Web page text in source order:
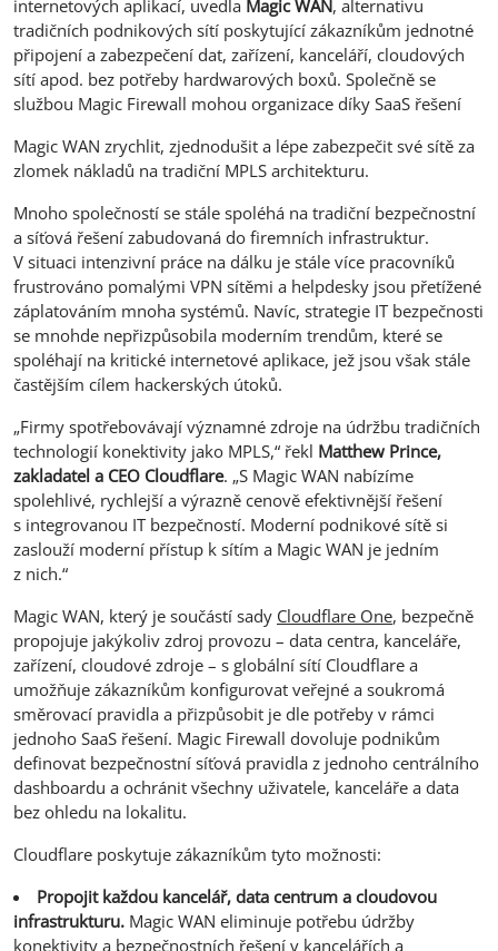
internetových aplikací, uvedla Magic WAN, alternativu
tradičních podnikových sítí poskytující zákazníkům jednotné
připojení a zabezpečení dat, zařízení, kanceláří, cloudových
sítí apod. bez potřeby hardwarových boxů. Společně se
službou Magic Firewall mohou organizace díky SaaS řešení
Magic WAN zrychlit, zjednodušit a lépe zabezpečit své sítě za
zlomek nákladů na tradiční MPLS architekturu.
Mnoho společností se stále spoléhá na tradiční bezpečnostní
a síťová řešení zabudovaná do firemních infrastruktur.
V situaci intenzivní práce na dálku je stále více pracovníků
frustrováno pomalými VPN sítěmi a helpdesky jsou přetížené
záplatováním mnoha systémů. Navíc, strategie IT bezpečnosti
se mnohde nepřizpůsobila moderním trendům, které se
spoléhají na kritické internetové aplikace, jež jsou však stále
častějším cílem hackerských útoků.
„Firmy spotřebovávají významné zdroje na údržbu tradičních
technologií konektivity jako MPLS,“ řekl Matthew Prince,
zakladatel a CEO Cloudflare. „S Magic WAN nabízíme
spolehlivé, rychlejší a výrazně cenově efektivnější řešení
s integrovanou IT bezpečností. Moderní podnikové sítě si
zaslouží moderní přístup k sítím a Magic WAN je jedním
z nich.“
Magic WAN, který je součástí sady Cloudflare One, bezpečně
propojuje jakýkoliv zdroj provozu – data centra, kanceláře,
zařízení, cloudové zdroje – s globální sítí Cloudflare a
umožňuje zákazníkům konfigurovat veřejné a soukromá
směrovací pravidla a přizpůsobit je dle potřeby v rámci
jednoho SaaS řešení. Magic Firewall dovoluje podnikům
definovat bezpečnostní síťová pravidla z jednoho centrálního
dashboardu a ochránit všechny uživatele, kanceláře a data
bez ohledu na lokalitu.
Cloudflare poskytuje zákazníkům tyto možnosti:
Propojit každou kancelář, data centrum a cloudovou
infrastrukturu. Magic WAN eliminuje potřebu údržby
konektivity a bezpečnostních řešení v kancelářích a